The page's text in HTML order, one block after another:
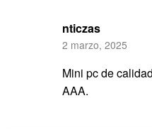
nticzas
2 marzo, 2025
Mini pc de
AAA.